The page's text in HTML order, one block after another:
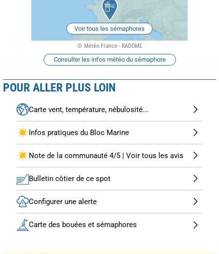
Voir tous les sémaphores
Météo France - RADOME
Consulter les infos météo du sémaphore
POUR ALLER PLUS LOIN
Carte vent, température, nébulosité...
Infos pratiques du Bloc Marine
Note de la communauté 4/5 | Voir tous les avis
Bulletin côtier de ce spot
Configurer une alerte
Carte des bouées et sémaphores